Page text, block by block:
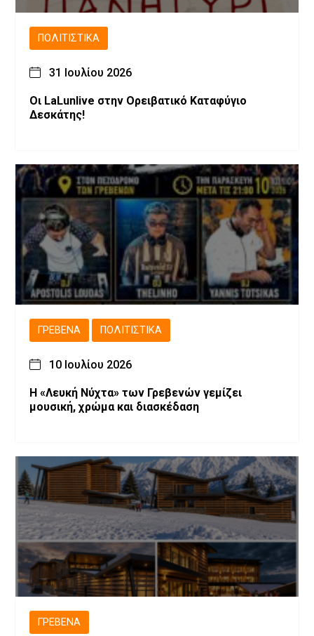
ΠΟΛΙΤΙΣΤΙΚΆ
31 Ιουλίου 2026
Οι LaLunlive στην Ορειβατικό Καταφύγιο
Δεσκάτης!
ΓΡΕΒΕΝΆ ΠΟΛΙΤΙΣΤΙΚΆ
10 Ιουλίου 2026
Η «Λευκή Νύχτα» των Γρεβενών γεμίζει
μουσική, χρώμα και διασκέδαση
ΓΡΕΒΕΝΆ